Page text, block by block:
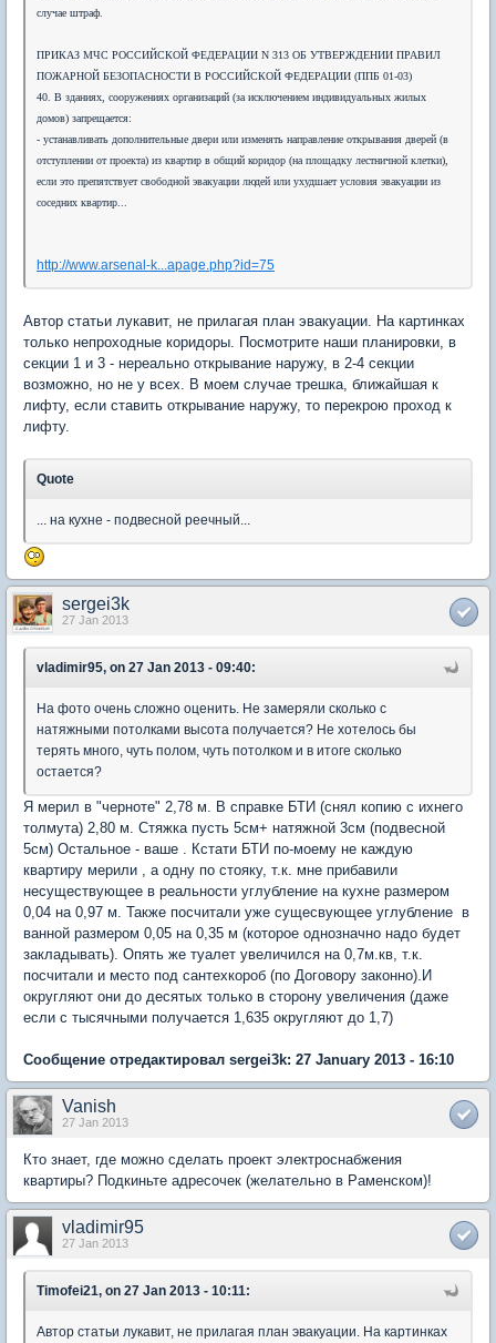
случае штраф.
ПРИКАЗ МЧС РОССИЙСКОЙ ФЕДЕРАЦИИ N 313 ОБ УТВЕРЖДЕНИИ ПРАВИЛ
ПОЖАРНОЙ БЕЗОПАСНОСТИ В РОССИЙСКОЙ ФЕДЕРАЦИИ (ППБ 01-03)
40. В зданиях, сооружениях организаций (за исключением индивидуальных жилых
домов) запрещается:
- устанавливать дополнительные двери или изменять направление открывания дверей (в
отступлении от проекта) из квартир в общий коридор (на площадку лестничной клетки),
если это препятствует свободной эвакуации людей или ухудшает условия эвакуации из
соседних квартир...
http://www.arsenal-k...apage.php?id=75
Автор статьи лукавит, не прилагая план эвакуации. На картинках
только непроходные коридоры. Посмотрите наши планировки, в
секции 1 и 3 - нереально открывание наружу, в 2-4 секции
возможно, но не у всех. В моем случае трешка, ближайшая к
лифту, если ставить открывание наружу, то перекрою проход к
лифту.
Quote
... на кухне - подвесной реечный...
sergei3k
27 Jan 2013
vladimir95, on 27 Jan 2013 - 09:40:
На фото очень сложно оценить. Не замеряли сколько с
натяжными потолками высота получается? Не хотелось бы
терять много, чуть полом, чуть потолком и в итоге сколько
остается?
Я мерил в "черноте" 2,78 м. В справке БТИ (снял копию с ихнего
толмута) 2,80 м. Стяжка пусть 5см+ натяжной 3см (подвесной
5см) Остальное - ваше . Кстати БТИ по-моему не каждую
квартиру мерили , а одну по стояку, т.к. мне прибавили
несуществующее в реальности углубление на кухне размером
0,04 на 0,97 м. Также посчитали уже сущесвующее углубление в
ванной размером 0,05 на 0,35 м (которое однозначно надо будет
закладывать). Опять же туалет увеличился на 0,7м.кв, т.к.
посчитали и место под сантехкороб (по Договору законно).И
округляют они до десятых только в сторону увеличения (даже
если с тысячными получается 1,635 округляют до 1,7)
Сообщение отредактировал sergei3k: 27 January 2013 - 16:10
Vanish
27 Jan 2013
Кто знает, где можно сделать проект электроснабжения
квартиры? Подкиньте адресочек (желательно в Раменском)!
vladimir95
27 Jan 2013
Timofei21, on 27 Jan 2013 - 10:11:
Автор статьи лукавит, не прилагая план эвакуации. На картинках